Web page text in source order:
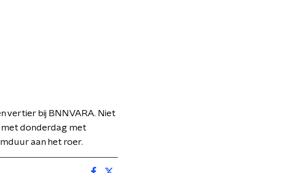
vertier bij BNNVARA. Niet
met donderdag met
aan het roer.